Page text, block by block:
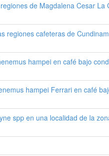
de Magdalena Cesar La
regiones cafeteras de
hampei en café bajo
hampei Ferrari en café
spp en una localidad de la